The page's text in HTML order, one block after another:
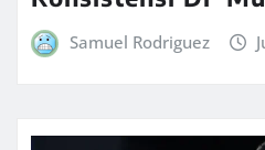
Samuel Rodriguez